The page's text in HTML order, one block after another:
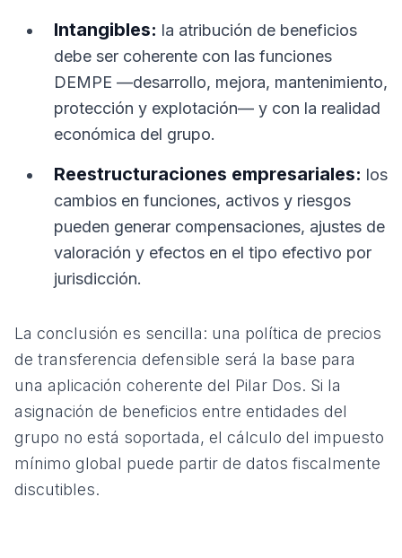
Intangibles: la atribución de beneficios
debe ser coherente con las funciones
DEMPE —desarrollo, mejora, mantenimiento,
protección y explotación— y con la realidad
económica del grupo.
Reestructuraciones empresariales: los
cambios en funciones, activos y riesgos
pueden generar compensaciones, ajustes de
valoración y efectos en el tipo efectivo por
jurisdicción.
La conclusión es sencilla: una política de precios
de transferencia defensible será la base para
una aplicación coherente del Pilar Dos. Si la
asignación de beneficios entre entidades del
grupo no está soportada, el cálculo del impuesto
mínimo global puede partir de datos fiscalmente
discutibles.